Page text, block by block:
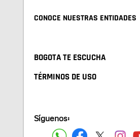
CONOCE NUESTRAS ENTIDADES
BOGOTA TE ESCUCHA
TÉRMINOS DE USO
Síguenos: